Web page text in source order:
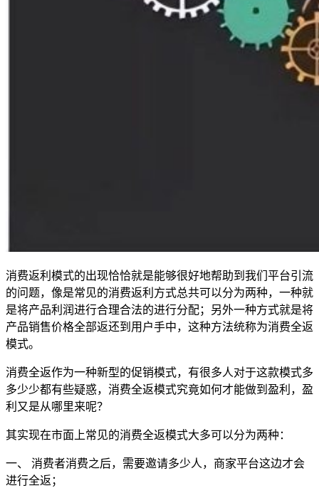
消费返利模式的出现恰恰就是能够很好地帮助到我们平台引流
的问题，像是常见的消费返利方式总共可以分为两种，一种就
是将产品利润进行合理合法的进行分配；另外一种方式就是将
产品销售价格全部返还到用户手中，这种方法统称为消费全返
模式。
消费全返作为一种新型的促销模式，有很多人对于这款模式多
多少少都有些疑惑，消费全返模式究竟如何才能做到盈利，盈
利又是从哪里来呢？
其实现在市面上常见的消费全返模式大多可以分为两种：
一、 消费者消费之后，需要邀请多少人，商家平台这边才会
进行全返；